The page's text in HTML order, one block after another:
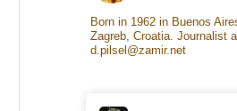
Born in 1962 in Buenos
Zagreb, Croatia. Journalist
d.pilsel@zamir.net